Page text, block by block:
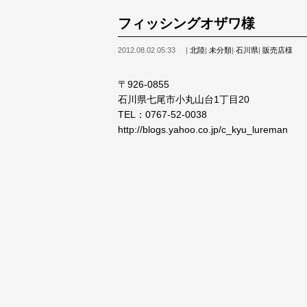
フィッシングオザワ様
2012.08.02 05:33 北陸 未分類 石川県 販売店様
〒926-0855
石川県七尾市小丸山台1丁目20
TEL：0767-52-0038
http://blogs.yahoo.co.jp/c_kyu_lureman